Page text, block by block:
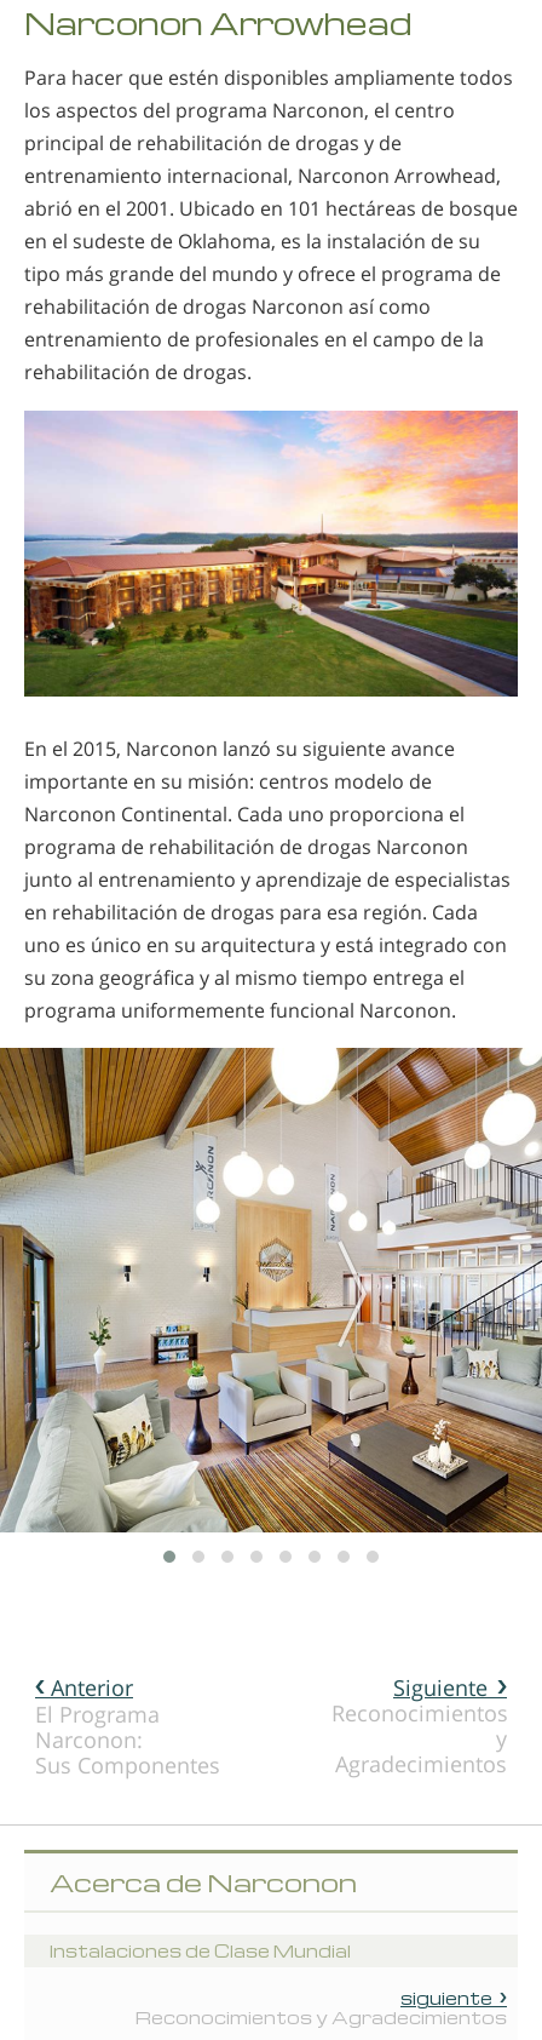
Narconon Arrowhead
Para hacer que estén disponibles ampliamente todos
los aspectos del programa Narconon, el centro
principal de rehabilitación de drogas y de
entrenamiento internacional, Narconon Arrowhead,
abrió en el 2001. Ubicado en 101 hectáreas de bosque
en el sudeste de Oklahoma, es la instalación de su
tipo más grande del mundo y ofrece el programa de
rehabilitación de drogas Narconon así como
entrenamiento de profesionales en el campo de la
rehabilitación de drogas.
En el 2015, Narconon lanzó su siguiente avance
importante en su misión: centros modelo de
Narconon Continental. Cada uno proporciona el
programa de rehabilitación de drogas Narconon
junto al entrenamiento y aprendizaje de especialistas
en rehabilitación de drogas para esa región. Cada
uno es único en su arquitectura y está integrado con
su zona geográfica y al mismo tiempo entrega el
programa uniformemente funcional Narconon.
Siguiente
Reconocimientos
y
Agradecimientos
Anterior
El Programa
Narconon:
Sus Componentes
Acerca de Narconon
Instalaciones de Clase Mundial
siguiente
Reconocimientos y Agradecimientos